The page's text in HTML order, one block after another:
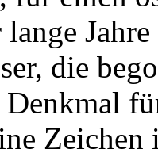
lange
die
Denkmal
Zeichen